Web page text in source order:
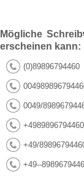
Mögliche
erscheinen kann:
(0)89896794460
0049/
+4989896794460
+49/
+49--